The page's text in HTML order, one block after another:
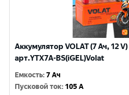
Аккумулятор VOLAT (7 Ач, 12
арт.YTX7A-BS(iGEL)Volat
Емкость:7 Ач
Пусковой ток: 105 A